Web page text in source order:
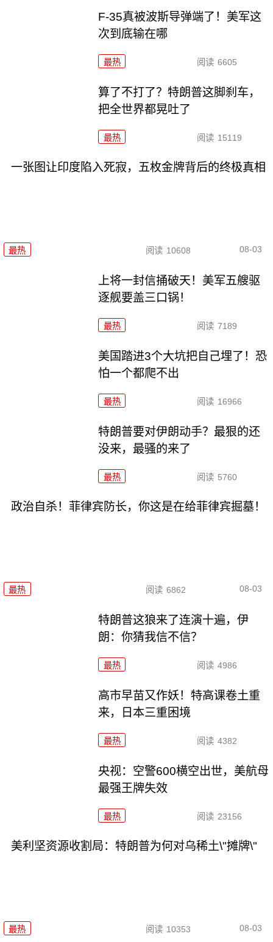
F-35真被波斯导弹端了！美军这
次到底输在哪
最热 阅读 6605
算了不打了？特朗普这脚刹车，
把全世界都晃吐了
最热 阅读 15119
一张图让印度陷入死寂，五枚金牌背后的终极真相
最热 阅读 10608 08-03
上将一封信捅破天！美军五艘驱
逐舰要盖三口锅！
最热 阅读 7189
美国踏进3个大坑把自己埋了！恐
怕一个都爬不出
最热 阅读 16966
特朗普要对伊朗动手？最狠的还
没来，最骚的来了
最热 阅读 5760
政治自杀！菲律宾防长，你这是在给菲律宾掘墓！
最热 阅读 6862 08-03
特朗普这狼来了连演十遍，伊
朗：你猜我信不信？
最热 阅读 4986
高市早苗又作妖！特高课卷土重
来，日本三重困境
最热 阅读 4382
央视：空警600横空出世，美航母
最强王牌失效
最热 阅读 23156
美利坚资源收割局：特朗普为何对乌稀土\"摊牌\"
最热 阅读 10353 08-03